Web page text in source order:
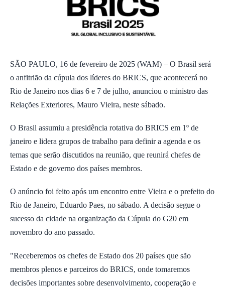
SÃO PAULO, 16 de fevereiro de 2025 (WAM) – O Brasil será
o anfitrião da cúpula dos líderes do BRICS, que acontecerá no
Rio de Janeiro nos dias 6 e 7 de julho, anunciou o ministro das
Relações Exteriores, Mauro Vieira, neste sábado.
O Brasil assumiu a presidência rotativa do BRICS em 1º de
janeiro e lidera grupos de trabalho para definir a agenda e os
temas que serão discutidos na reunião, que reunirá chefes de
Estado e de governo dos países membros.
O anúncio foi feito após um encontro entre Vieira e o prefeito do
Rio de Janeiro, Eduardo Paes, no sábado. A decisão segue o
sucesso da cidade na organização da Cúpula do G20 em
novembro do ano passado.
"Receberemos os chefes de Estado dos 20 países que são
membros plenos e parceiros do BRICS, onde tomaremos
decisões importantes sobre desenvolvimento, cooperação e